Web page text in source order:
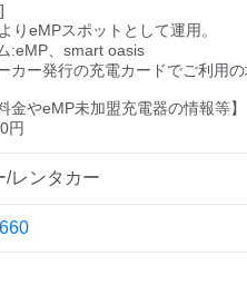
りeMPスポットとして運用。
:eMP、smart oasis
カー発行の充電カードでご利用の
金やeMP未加盟充電器の情報等】
円
/レンタカー